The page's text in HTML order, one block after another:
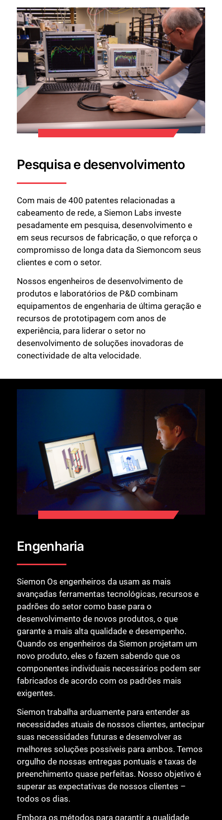
Pesquisa e desenvolvimento
Com mais de 400 patentes relacionadas a
cabeamento de rede, a Siemon Labs investe
pesadamente em pesquisa, desenvolvimento e
em seus recursos de fabricação, o que reforça o
compromisso de longa data da Siemoncom seus
clientes e com o setor.
Nossos engenheiros de desenvolvimento de
produtos e laboratórios de P&D combinam
equipamentos de engenharia de última geração e
recursos de prototipagem com anos de
experiência, para liderar o setor no
desenvolvimento de soluções inovadoras de
conectividade de alta velocidade.
Engenharia
Siemon Os engenheiros da usam as mais
avançadas ferramentas tecnológicas, recursos e
padrões do setor como base para o
desenvolvimento de novos produtos, o que
garante a mais alta qualidade e desempenho.
Quando os engenheiros da Siemon projetam um
novo produto, eles o fazem sabendo que os
componentes individuais necessários podem ser
fabricados de acordo com os padrões mais
exigentes.
Siemon trabalha arduamente para entender as
necessidades atuais de nossos clientes, antecipar
suas necessidades futuras e desenvolver as
melhores soluções possíveis para ambos. Temos
orgulho de nossas entregas pontuais e taxas de
preenchimento quase perfeitas. Nosso objetivo é
superar as expectativas de nossos clientes –
todos os dias.
Embora os métodos para garantir a qualidade